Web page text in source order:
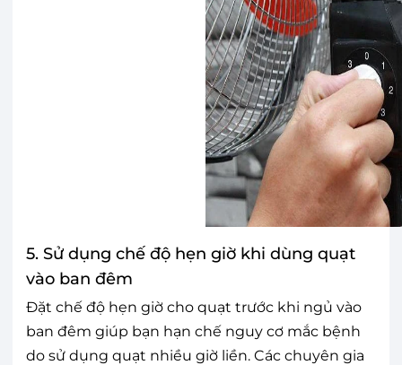
5. Sử dụng chế độ hẹn giờ khi dùng quạt
vào ban đêm
Đặt chế độ hẹn giờ cho quạt trước khi ngủ vào
ban đêm giúp bạn hạn chế nguy cơ mắc bệnh
do sử dụng quạt nhiều giờ liền. Các chuyên gia